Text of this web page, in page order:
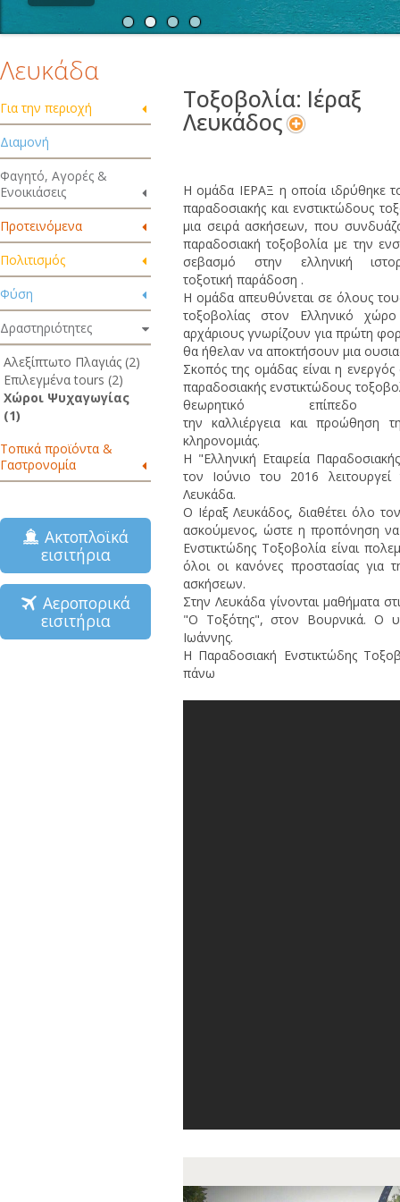
Λευκάδα
Για την περιοχή
Διαμονή
Φαγητό, Αγορές &
Ενοικιάσεις
Προτεινόμενα
Πολιτισμός
Φύση
Δραστηριότητες
Αλεξίπτωτο Πλαγιάς (2)
Επιλεγμένα tours (2)
Χώροι Ψυχαγωγίας
(1)
Τοπικά προϊόντα &
Γαστρονομία
Ακτοπλοϊκά
εισιτήρια
Αεροπορικά
εισιτήρια
Τοξοβολία: Ιέραξ
Λευκάδος
Η ομάδα ΙΕΡΑΞ η οποία ιδρύθηκε
παραδοσιακής και ενστικτώδους
μια σειρά ασκήσεων, που
παραδοσιακή τοξοβολία με την
σεβασμό στην ελληνική
τοξοτική παράδοση .
Η ομάδα απευθύνεται σε όλους
τοξοβολίας στον Ελληνικό
αρχάριους γνωρίζουν για πρώτη
θα ήθελαν να αποκτήσουν μια
Σκοπός της ομάδας είναι η
παραδοσιακής ενστικτώδους
θεωρητικό
την καλλιέργεια και προώθηση
κληρονομιάς.
Η "Ελληνική Εταιρεία
τον Ιούνιο του 2016
Λευκάδα.
Ο Ιέραξ Λευκάδος, διαθέτει όλο
ασκούμενος, ώστε η προπόνηση να
Ενστικτώδης Τοξοβολία είναι
όλοι οι κανόνες προστασίας για
ασκήσεων.
Στην Λευκάδα γίνονται μαθήματα
"Ο Τοξότης", στον Βουρνικά. Ο
Ιωάννης.
Η Παραδοσιακή Ενστικτώδης
πάνω